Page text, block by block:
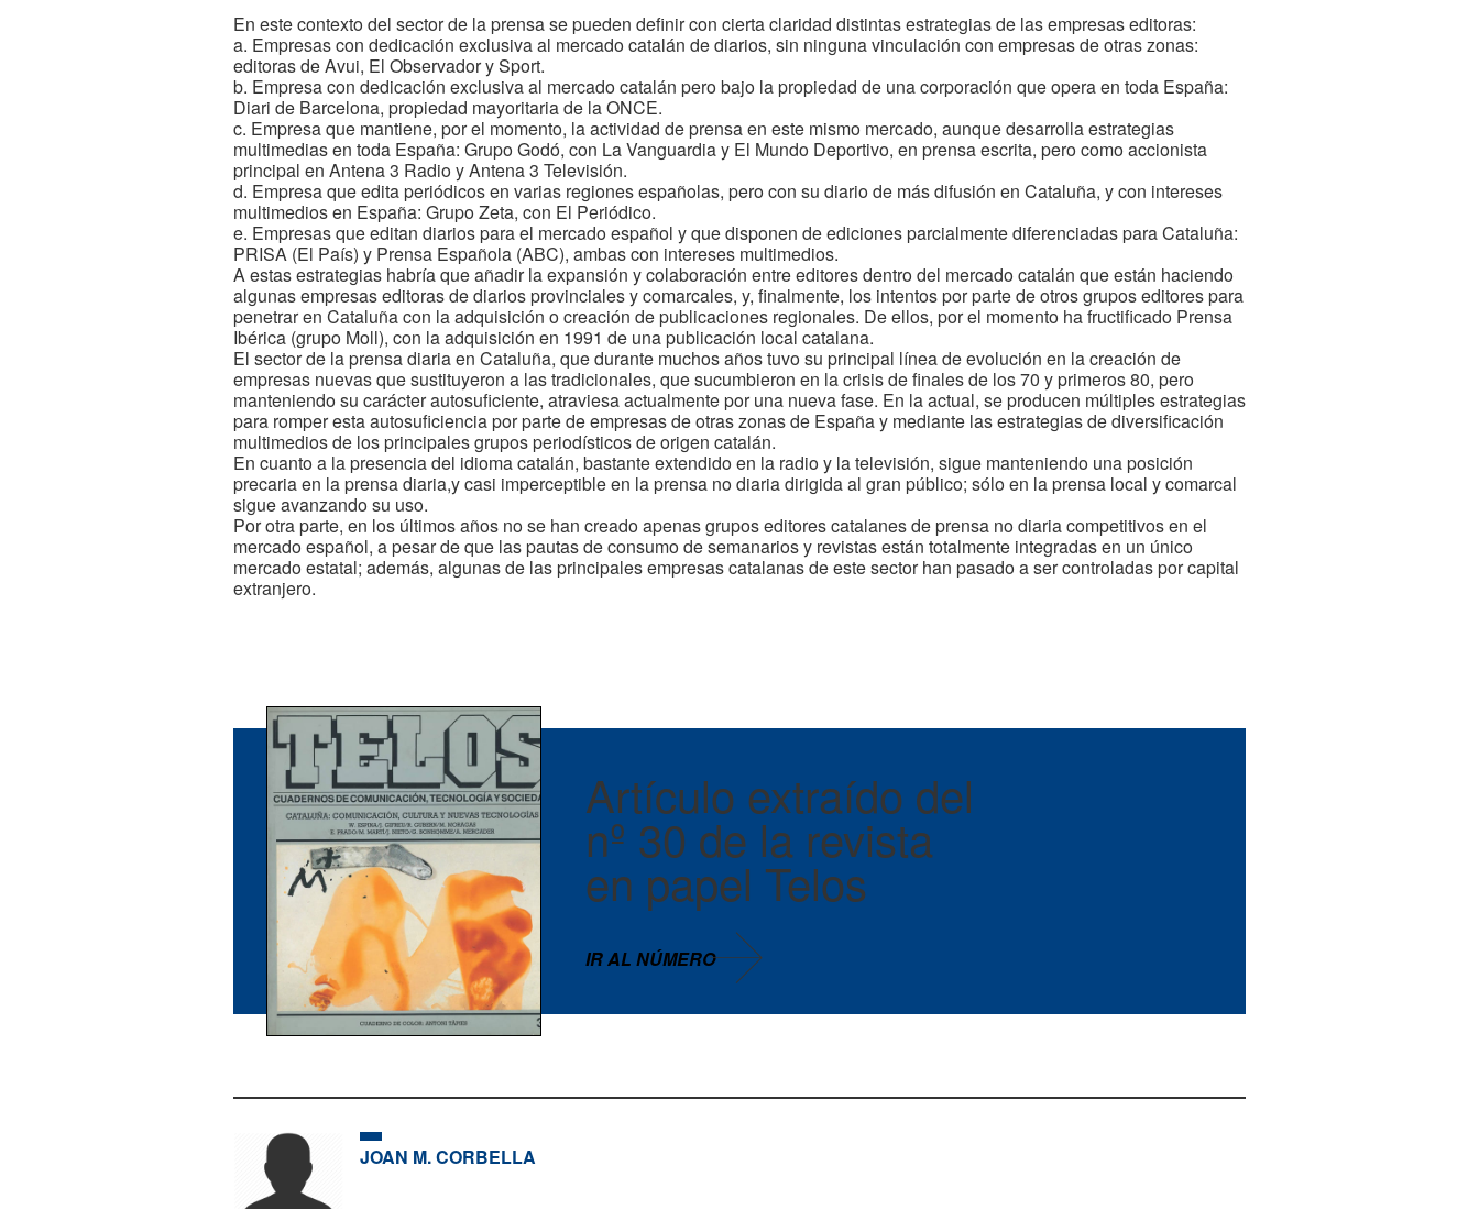
En este contexto del sector de la prensa se pueden definir con cierta claridad distintas estrategias de las empresas editoras:
a. Empresas con dedicación exclusiva al mercado catalán de diarios, sin ninguna vinculación con empresas de otras zonas:
editoras de Avui, El Observador y Sport.
b. Empresa con dedicación exclusiva al mercado catalán pero bajo la propiedad de una corporación que opera en toda España:
Diari de Barcelona, propiedad mayoritaria de la ONCE.
c. Empresa que mantiene, por el momento, la actividad de prensa en este mismo mercado, aunque desarrolla estrategias
multimedias en toda España: Grupo Godó, con La Vanguardia y El Mundo Deportivo, en prensa escrita, pero como accionista
principal en Antena 3 Radio y Antena 3 Televisión.
d. Empresa que edita periódicos en varias regiones españolas, pero con su diario de más difusión en Cataluña, y con intereses
multimedios en España: Grupo Zeta, con El Periódico.
e. Empresas que editan diarios para el mercado español y que disponen de ediciones parcialmente diferenciadas para Cataluña:
PRISA (El País) y Prensa Española (ABC), ambas con intereses multimedios.
A estas estrategias habría que añadir la expansión y colaboración entre editores dentro del mercado catalán que están haciendo
algunas empresas editoras de diarios provinciales y comarcales, y, finalmente, los intentos por parte de otros grupos editores para
penetrar en Cataluña con la adquisición o creación de publicaciones regionales. De ellos, por el momento ha fructificado Prensa
Ibérica (grupo Moll), con la adquisición en 1991 de una publicación local catalana.
El sector de la prensa diaria en Cataluña, que durante muchos años tuvo su principal línea de evolución en la creación de
empresas nuevas que sustituyeron a las tradicionales, que sucumbieron en la crisis de finales de los 70 y primeros 80, pero
manteniendo su carácter autosuficiente, atraviesa actualmente por una nueva fase. En la actual, se producen múltiples estrategias
para romper esta autosuficiencia por parte de empresas de otras zonas de España y mediante las estrategias de diversificación
multimedios de los principales grupos periodísticos de origen catalán.
En cuanto a la presencia del idioma catalán, bastante extendido en la radio y la televisión, sigue manteniendo una posición
precaria en la prensa diaria,y casi imperceptible en la prensa no diaria dirigida al gran público; sólo en la prensa local y comarcal
sigue avanzando su uso.
Por otra parte, en los últimos años no se han creado apenas grupos editores catalanes de prensa no diaria competitivos en el
mercado español, a pesar de que las pautas de consumo de semanarios y revistas están totalmente integradas en un único
mercado estatal; además, algunas de las principales empresas catalanas de este sector han pasado a ser controladas por capital
extranjero.
Artículo extraído del
nº 30 de la revista
en papel Telos
IR AL NÚMERO
JOAN M. CORBELLA